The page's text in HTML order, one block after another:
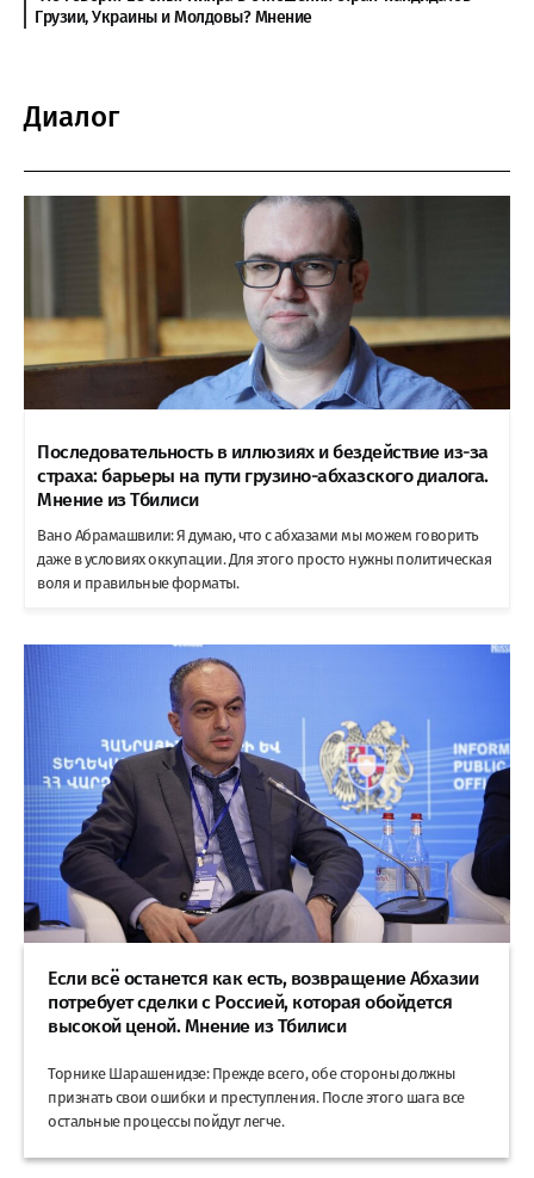
Грузии, Украины и Молдовы? Мнение
Диалог
Последовательность в иллюзиях и бездействие из-за
страха: барьеры на пути грузино-абхазского диалога.
Мнение из Тбилиси
Вано Абрамашвили: Я думаю, что с абхазами мы можем говорить
даже в условиях оккупации. Для этого просто нужны политическая
воля и правильные форматы.
Если всё останется как есть, возвращение Абхазии
потребует сделки с Россией, которая обойдется
высокой ценой. Мнение из Тбилиси
Торнике Шарашенидзе: Прежде всего, обе стороны должны
признать свои ошибки и преступления. После этого шага все
остальные процессы пойдут легче.